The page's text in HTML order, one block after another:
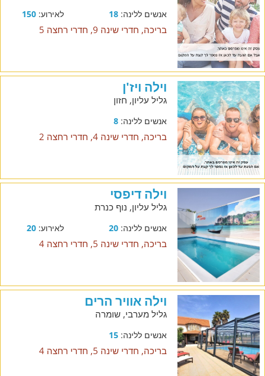
אנשים ללינה:18 לאירוע:150
בריכה, חדרי שינה 9, חדרי רחצה 5
וילה ויז'ן
גליל עליון, חזון
אנשים ללינה:8
בריכה, חדרי שינה 4, חדרי רחצה 2
וילה דיפסי
גליל עליון, נוף כנרת
אנשים ללינה:20 לאירוע:20
בריכה, חדרי שינה 5, חדרי רחצה 4
וילה אוויר הרים
גליל מערבי, שומרה
אנשים ללינה:15
בריכה, חדרי שינה 5, חדרי רחצה 4